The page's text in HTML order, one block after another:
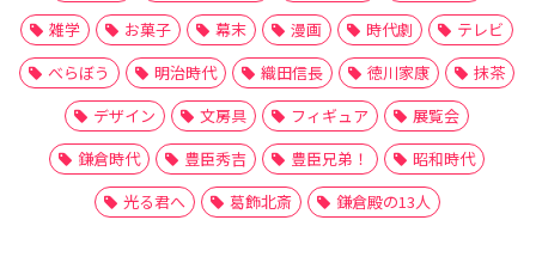
雑学
お菓子 幕末 漫画 時代劇
テレビ
べらぼう
明治時代 織田信長 徳川家康
抹茶
デザイン
文房具 フィギュア
展覧会
鎌倉時代
豊臣秀吉 豊臣兄弟！
昭和時代
光る君へ
葛飾北斎 鎌倉殿の13人